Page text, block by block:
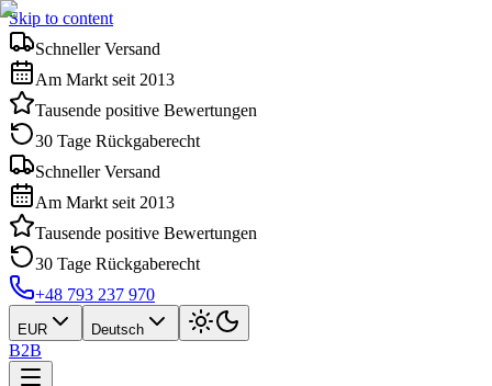
Skip to content
Schneller Versand
Am Markt seit 2013
Tausende positive Bewertungen
30 Tage Rückgaberecht
Schneller Versand
Am Markt seit 2013
Tausende positive Bewertungen
30 Tage Rückgaberecht
+48 793 237 970
EUR Deutsch
B2B